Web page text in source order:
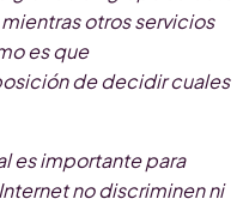
otros servicios
es que
de decidir cuales
es importante para
no discriminen ni